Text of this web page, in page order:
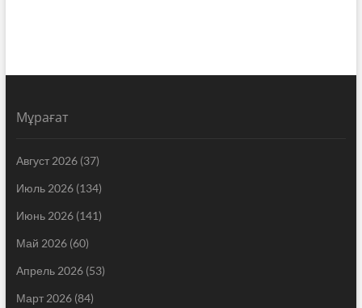
Мұрағат
Август 2026(37)
Июль 2026(134)
Июнь 2026(141)
Май 2026(60)
Апрель 2026(53)
Март 2026(84)